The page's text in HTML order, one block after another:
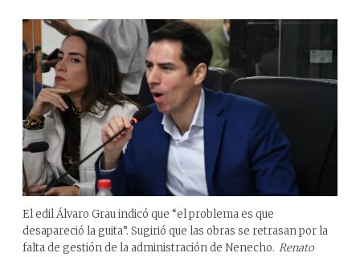
El edil Álvaro Grau indicó que “el problema es que
desapareció la guita”. Sugirió que las obras se retrasan por la
falta de gestión de la administración de Nenecho. Renato